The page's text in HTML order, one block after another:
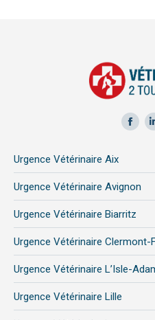
in
new
Urgence Vétérinaire Aix
Urgence Vétérinaire Avignon
Urgence Vétérinaire Biarritz
Urgence Vétérinaire Clermont-
Urgence Vétérinaire L’Isle-
Urgence Vétérinaire Lille